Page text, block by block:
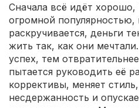
Сначала всё идёт хорошо,
огромной
раскручивается, деньги
жить так, как они
успех, тем
пытается руководить её
коррективы, меняет
несдержанность и